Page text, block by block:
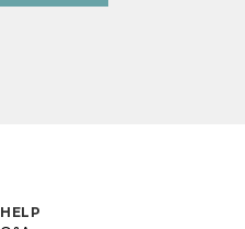
HELP